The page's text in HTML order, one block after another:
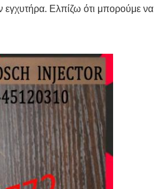
εγχυτήρα. Ελπίζω ότι μπορούμε να